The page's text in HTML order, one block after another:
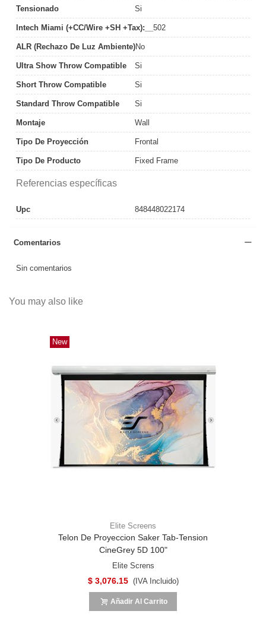
Tensionado Si
Intech Miami (+CC/Wire +SH +Tax):__ 502
ALR (Rechazo De Luz Ambiente)No
Ultra Show Throw Compatible Si
Short Throw Compatible Si
Standard Throw Compatible Si
Montaje Wall
Tipo De Proyección Frontal
Tipo De Producto Fixed Frame
Referencias específicas
Upc 848448022174
Comentarios
Sin comentarios
You may also like
New
Elite Screens
Telon De Proyeccion Saker Tab-Tension
CineGrey 5D 100"
Elite Screns
$ 3,076.15 (IVA Incluido)
Añadir Al Carrito